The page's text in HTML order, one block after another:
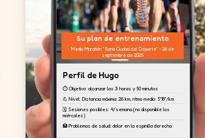
Su plan de entrenamiento
Medio Maratón "Soria Ciudad del Deporte" - 26 de
septiembre de 2026
Perfil de Hugo
⏱️ Objetivo: alcanzar las 3 horas y 50 minutos
💪 Nivel: Distancia máxima: 26 km, ritmo medio: 5'18''/km
🗓️ Sesiones posibles: 4/semana (no disponible los
miércoles)
🏥 Problemas de salud: dolor en la espinilla derecha